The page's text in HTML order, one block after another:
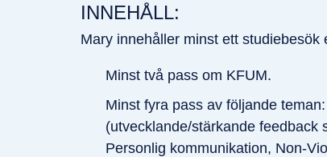
INNEHÅLL:
Mary innehåller minst ett
Minst två pass om KFUM.
Minst fyra pass av följande
(utvecklande/stärkande feedback
Personlig kommunikation, Non-